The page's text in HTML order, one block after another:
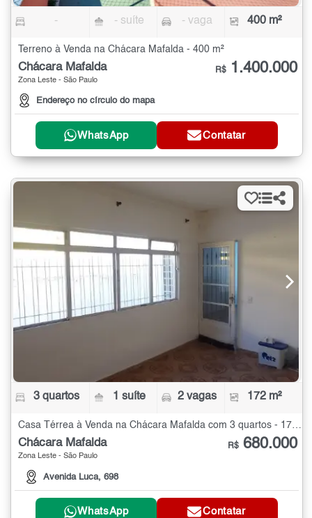
- - suíte - vaga 400 m²
Terreno à Venda na Chácara Mafalda - 400 m²
Chácara Mafalda
Zona Leste - São Paulo
Endereço no círculo do mapa
R$ 1.400.000
WhatsApp Contatar
3 quartos 1 suíte 2 vagas 172 m²
Casa Térrea à Venda na Chácara Mafalda com 3 quartos - 172 m²
Chácara Mafalda
Zona Leste - São Paulo
Avenida Luca, 698
R$ 680.000
WhatsApp Contatar